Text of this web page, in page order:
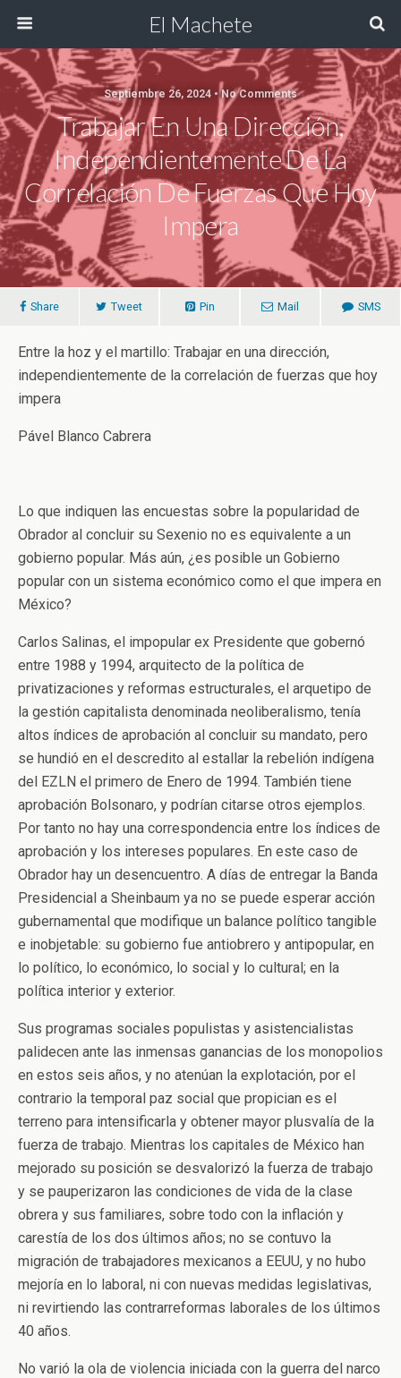
El Machete
Septiembre 26, 2024 • No Comments
Trabajar En Una Dirección,
Independientemente De La
Correlación De Fuerzas Que Hoy
Impera
Share Tweet Pin Mail SMS
Entre la hoz y el martillo: Trabajar en una dirección,
independientemente de la correlación de fuerzas que hoy
impera
Pável Blanco Cabrera
Lo que indiquen las encuestas sobre la popularidad de
Obrador al concluir su Sexenio no es equivalente a un
gobierno popular. Más aún, ¿es posible un Gobierno
popular con un sistema económico como el que impera en
México?
Carlos Salinas, el impopular ex Presidente que gobernó
entre 1988 y 1994, arquitecto de la política de
privatizaciones y reformas estructurales, el arquetipo de
la gestión capitalista denominada neoliberalismo, tenía
altos índices de aprobación al concluir su mandato, pero
se hundió en el descredito al estallar la rebelión indígena
del EZLN el primero de Enero de 1994. También tiene
aprobación Bolsonaro, y podrían citarse otros ejemplos.
Por tanto no hay una correspondencia entre los índices de
aprobación y los intereses populares. En este caso de
Obrador hay un desencuentro. A días de entregar la Banda
Presidencial a Sheinbaum ya no se puede esperar acción
gubernamental que modifique un balance político tangible
e inobjetable: su gobierno fue antiobrero y antipopular, en
lo político, lo económico, lo social y lo cultural; en la
política interior y exterior.
Sus programas sociales populistas y asistencialistas
palidecen ante las inmensas ganancias de los monopolios
en estos seis años, y no atenúan la explotación, por el
contrario la temporal paz social que propician es el
terreno para intensificarla y obtener mayor plusvalía de la
fuerza de trabajo. Mientras los capitales de México han
mejorado su posición se desvalorizó la fuerza de trabajo
y se pauperizaron las condiciones de vida de la clase
obrera y sus familiares, sobre todo con la inflación y
carestía de los dos últimos años; no se contuvo la
migración de trabajadores mexicanos a EEUU, y no hubo
mejoría en lo laboral, ni con nuevas medidas legislativas,
ni revirtiendo las contrarreformas laborales de los últimos
40 años.
No varió la ola de violencia iniciada con la guerra del narco